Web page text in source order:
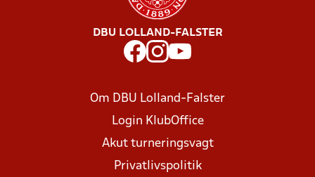
DBU LOLLAND-FALSTER
Om DBU Lolland-Falster
Login KlubOffice
Akut turneringsvagt
Privatlivspolitik